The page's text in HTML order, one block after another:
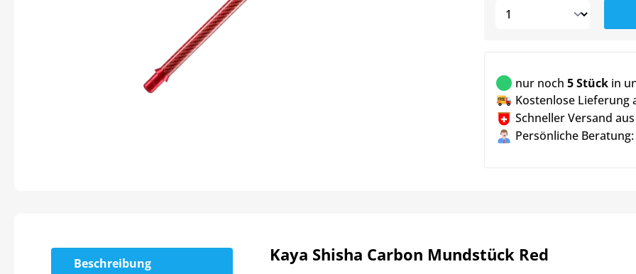
nur noch 5 Stück in
Kostenlose Lieferung
Schneller Versand
Persönliche Beratung:
Beschreibung Kaya Shisha Carbon Mundstück Red